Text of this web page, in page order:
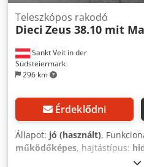
Sankt Veit in der
Südsteiermark
296 km
Teleszkópos rakodó
Dieci Zeus 38.10 mit
Érdeklődni
Állapot: jó (használt),
működőképes, hajtástípus:
,